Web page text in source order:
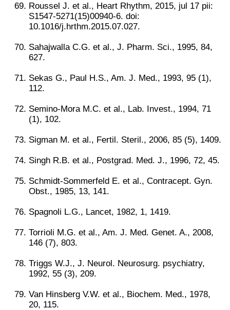
Roussel J. et al., Heart Rhythm, 2015, jul 17 pii:
S1547-5271(15)00940-6. doi:
10.1016/j.hrthm.2015.07.027.
Sahajwalla C.G. et al., J. Pharm. Sci., 1995, 84,
627.
Sekas G., Paul H.S., Am. J. Med., 1993, 95 (1),
112.
Semino-Mora M.C. et al., Lab. Invest., 1994, 71
(1), 102.
Sigman M. et al., Fertil. Steril., 2006, 85 (5), 1409.
Singh R.B. et al., Postgrad. Med. J., 1996, 72, 45.
Schmidt-Sommerfeld E. et al., Contracept. Gyn.
Obst., 1985, 13, 141.
Spagnoli L.G., Lancet, 1982, 1, 1419.
Torrioli M.G. et al., Am. J. Med. Genet. A., 2008,
146 (7), 803.
Triggs W.J., J. Neurol. Neurosurg. psychiatry,
1992, 55 (3), 209.
Van Hinsberg V.W. et al., Biochem. Med., 1978,
20, 115.